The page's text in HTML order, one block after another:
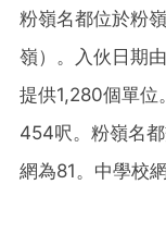
粉嶺名都位於粉
嶺）。入伙日期
提供1,280個單
454呎。粉嶺名
網為81。中學校